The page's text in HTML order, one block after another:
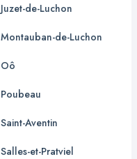
Juzet-de-Luchon
Montauban-de-Luchon
Oô
Poubeau
Saint-Aventin
Salles-et-Pratviel